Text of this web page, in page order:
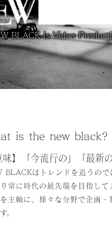
BLACK Is Video
is the new black?
味】「今流行の」「最新
BLACKはトレンドを追うので
常に時代の最先端を目指して
主軸に、様々な分野で企画・
。